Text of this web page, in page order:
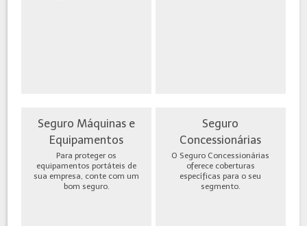
Seguro Máquinas e
Equipamentos
Para proteger os
equipamentos portáteis de
sua empresa, conte com um
bom seguro.
Seguro
Concessionárias
O Seguro Concessionárias
oferece coberturas
específicas para o seu
segmento.